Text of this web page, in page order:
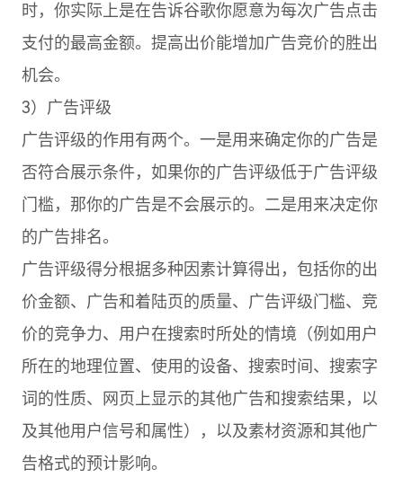
时，你实际上是在告诉谷歌你愿意为每次广告点击
支付的最高金额。提高出价能增加广告竞价的胜出
机会。
3）广告评级
广告评级的作用有两个。一是用来确定你的广告是
否符合展示条件，如果你的广告评级低于广告评级
门槛，那你的广告是不会展示的。二是用来决定你
的广告排名。
广告评级得分根据多种因素计算得出，包括你的出
价金额、广告和着陆页的质量、广告评级门槛、竞
价的竞争力、用户在搜索时所处的情境（例如用户
所在的地理位置、使用的设备、搜索时间、搜索字
词的性质、网页上显示的其他广告和搜索结果，以
及其他用户信号和属性），以及素材资源和其他广
告格式的预计影响。